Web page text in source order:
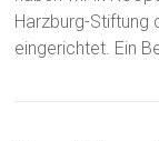
Harzburg-Stiftung
eingerichtet. Ein